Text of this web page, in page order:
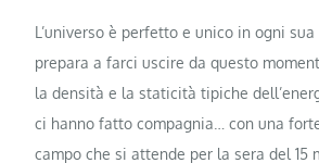
L’universo è perfetto e unico in ogni
prepara a farci uscire da questo
la densità e la staticità tipiche
ci hanno fatto compagnia… con una
campo che si attende per la sera del 15